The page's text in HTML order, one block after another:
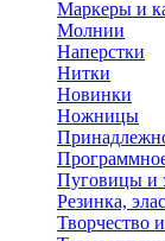
Маркеры и
Молнии
Наперстки
Нитки
Новинки
Ножницы
Пуговицы и
Резинка,
Творчество